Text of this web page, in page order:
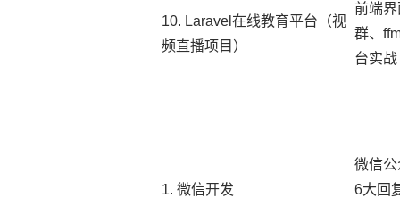
10. Laravel在线教育平台（视
频直播项目）
前端
群、
台实战
1. 微信开发
微信
6大回